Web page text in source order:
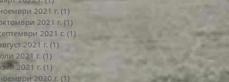
2021 г. (1)
2021 г. (1)
2021 г. (1)
2021 г. (1)
2021 г. (1)
2021 г. (1)
2020 г. (1) 1 публикация